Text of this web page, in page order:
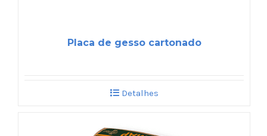
Placa de gesso cartonado
Detalhes